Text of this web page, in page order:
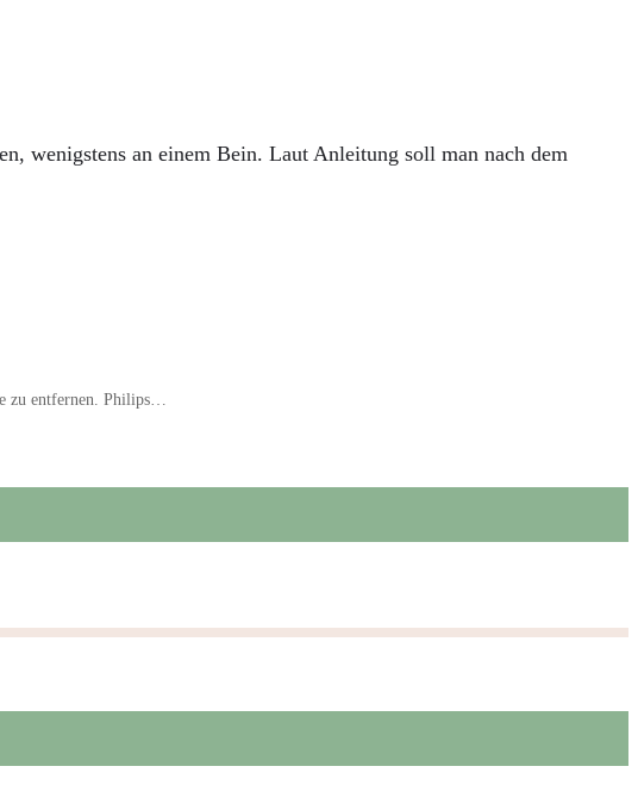
wenigstens an einem Bein. Laut Anleitung soll man nach dem
zu entfernen. Philips…